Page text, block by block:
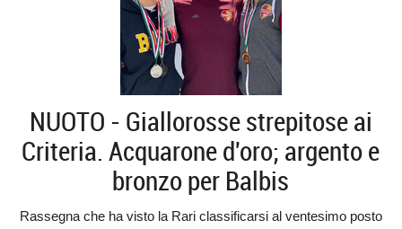
NUOTO - Giallorosse strepitose ai
Criteria. Acquarone d'oro; argento e
bronzo per Balbis
Rassegna che ha visto la Rari classificarsi al ventesimo posto